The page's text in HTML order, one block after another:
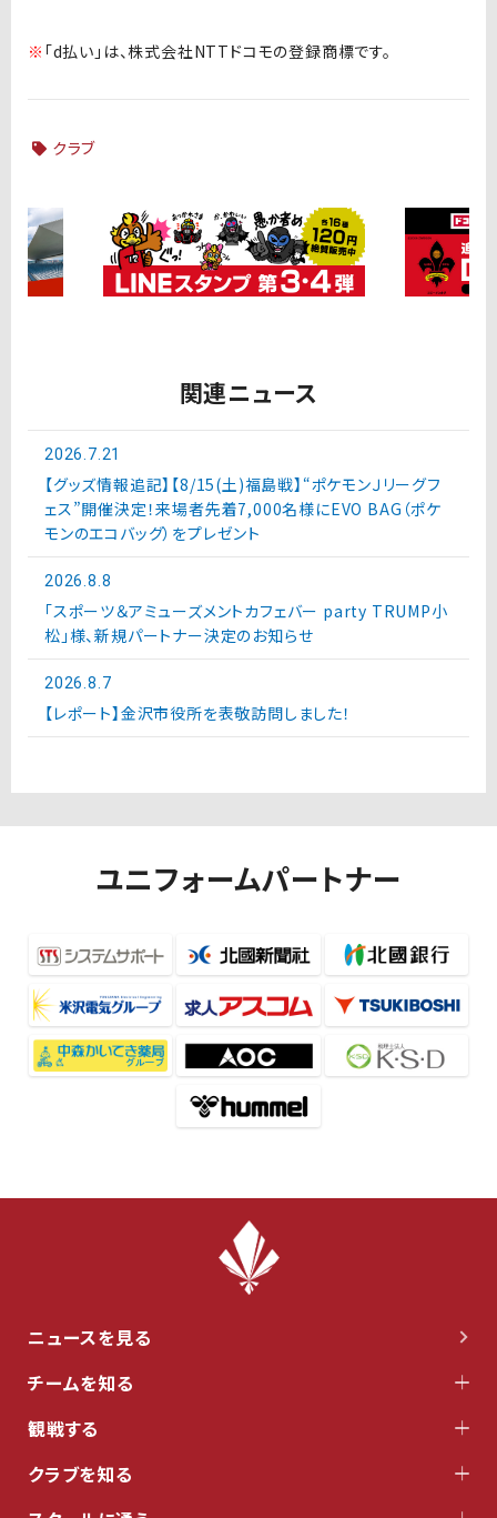
※ 「d払い」は、株式会社NTTドコモの登録商標です。
クラブ
関連ニュース
2026.7.21
【グッズ情報追記】【8/15(土)福島戦】“ポケモンＪリーグフ
ェス”開催決定！来場者先着7,000名様にEVO BAG（ポケ
モンのエコバッグ）をプレゼント
2026.8.8
「スポーツ＆アミューズメントカフェバー party TRUMP小
松」様、新規パートナー決定のお知らせ
2026.8.7
【レポート】金沢市役所を表敬訪問しました！
ユニフォームパートナー
ニュースを見る
チームを知る
観戦する
クラブを知る